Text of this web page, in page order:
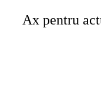
Ax pentru